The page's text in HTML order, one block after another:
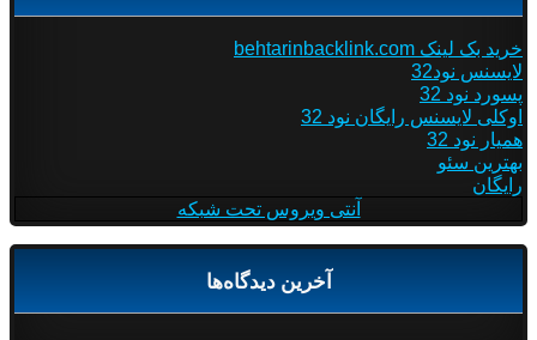
خرید بک لینک behtarinbacklink.com
لایسنس نود32
پسورد نود 32
اوکلی لایسنس رایگان نود 32
همیار نود 32
بهترین سئو
رایگان
آنتی ویروس تحت شبکه
آخرین دیدگاه‌ها